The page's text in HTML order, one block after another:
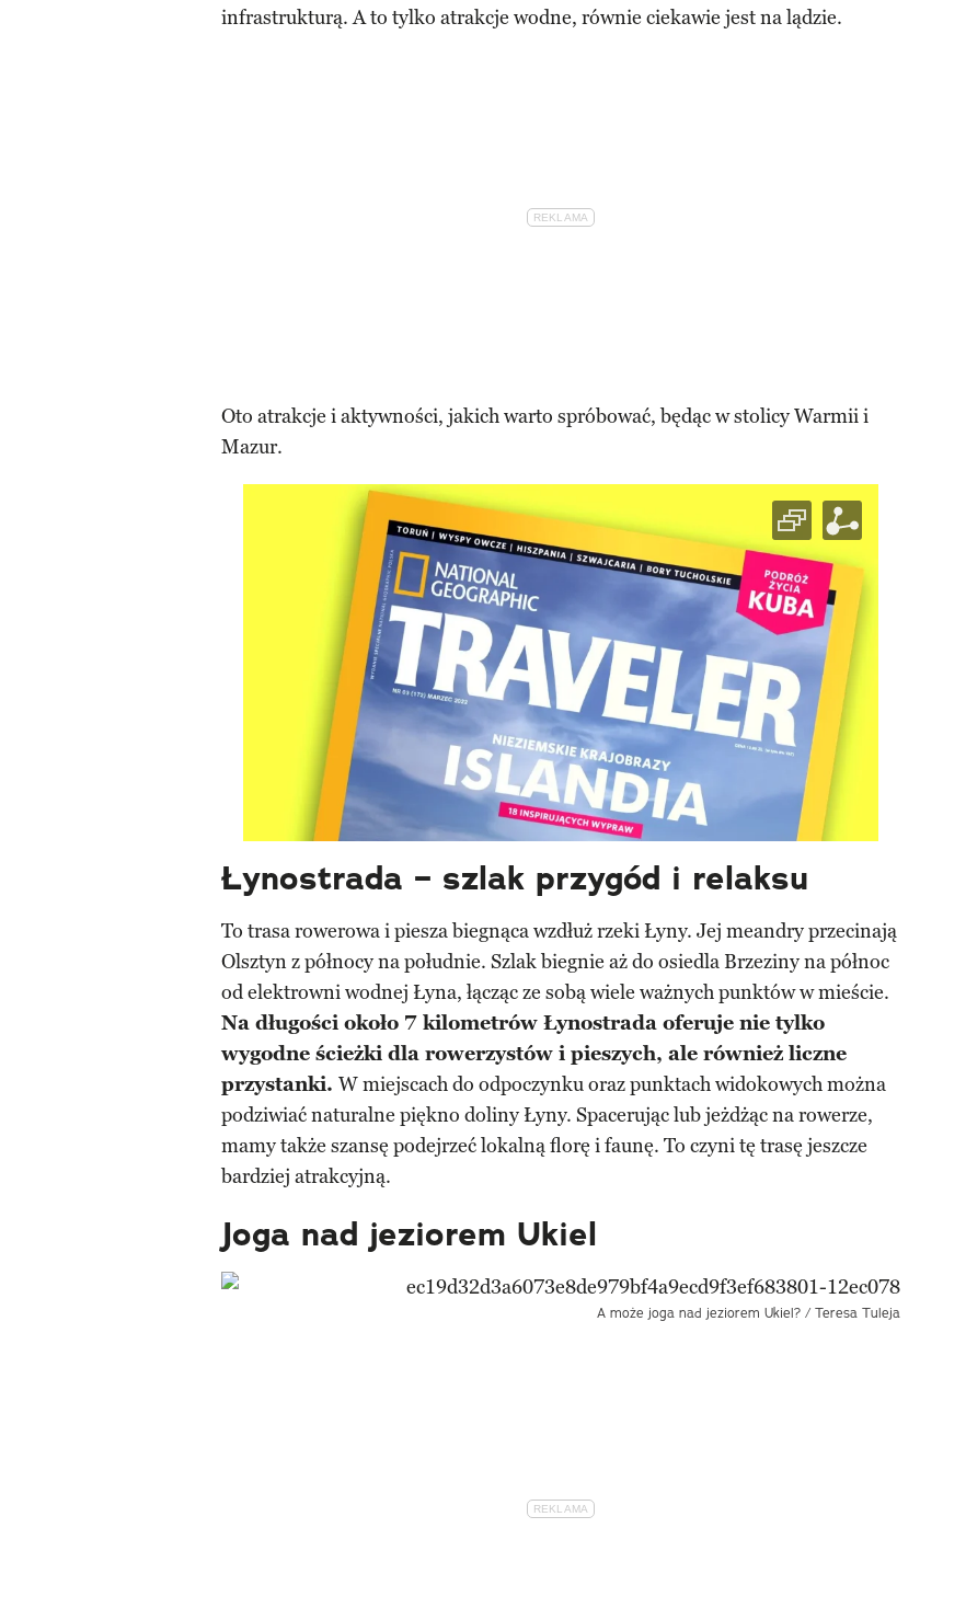
infrastrukturą. A to tylko atrakcje wodne, równie ciekawie jest na lądzie.
Oto atrakcje i aktywności, jakich warto spróbować, będąc w stolicy Warmii i
Mazur.
Łynostrada – szlak przygód i relaksu
To trasa rowerowa i piesza biegnąca wzdłuż rzeki Łyny. Jej meandry przecinają
Olsztyn z północy na południe. Szlak biegnie aż do osiedla Brzeziny na północ
od elektrowni wodnej Łyna, łącząc ze sobą wiele ważnych punktów w mieście.
Na długości około 7 kilometrów Łynostrada oferuje nie tylko
wygodne ścieżki dla rowerzystów i pieszych, ale również liczne
przystanki. W miejscach do odpoczynku oraz punktach widokowych można
podziwiać naturalne piękno doliny Łyny. Spacerując lub jeżdżąc na rowerze,
mamy także szansę podejrzeć lokalną florę i faunę. To czyni tę trasę jeszcze
bardziej atrakcyjną.
Joga nad jeziorem Ukiel
A może joga nad jeziorem Ukiel? / Teresa Tuleja